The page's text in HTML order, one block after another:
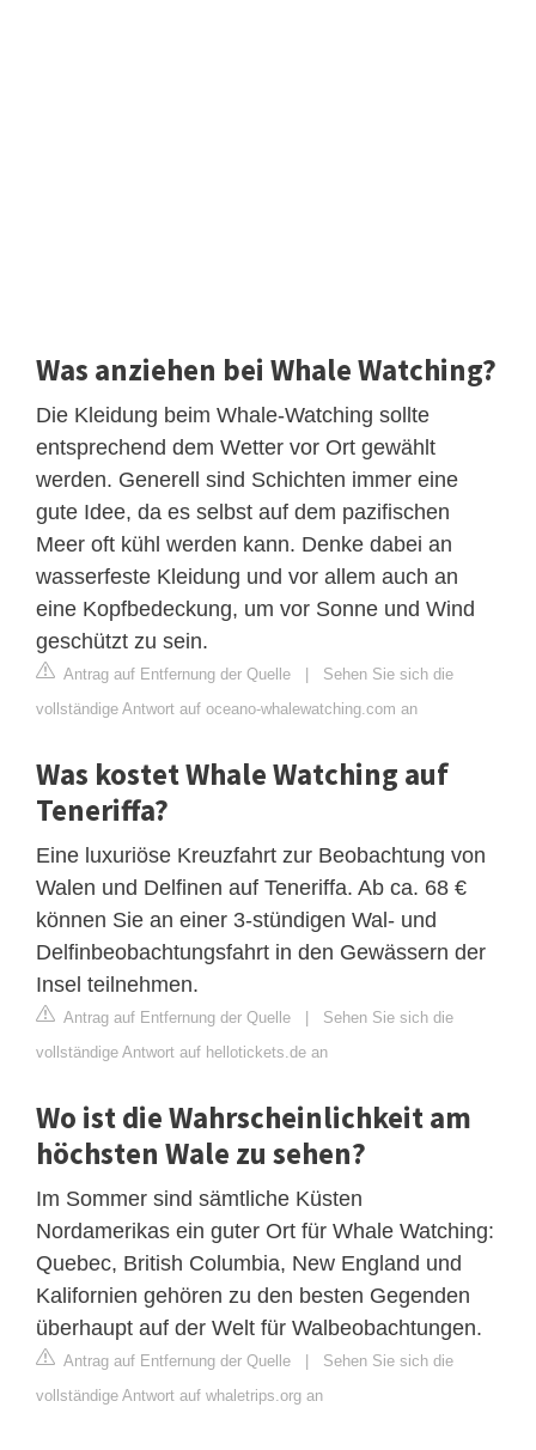
Was anziehen bei Whale Watching?
Die Kleidung beim Whale-Watching sollte
entsprechend dem Wetter vor Ort gewählt
werden. Generell sind Schichten immer eine
gute Idee, da es selbst auf dem pazifischen
Meer oft kühl werden kann. Denke dabei an
wasserfeste Kleidung und vor allem auch an
eine Kopfbedeckung, um vor Sonne und Wind
geschützt zu sein.
Antrag auf Entfernung der Quelle | Sehen Sie sich die
vollständige Antwort auf oceano-whalewatching.com an
Was kostet Whale Watching auf
Teneriffa?
Eine luxuriöse Kreuzfahrt zur Beobachtung von
Walen und Delfinen auf Teneriffa. Ab ca. 68 €
können Sie an einer 3-stündigen Wal- und
Delfinbeobachtungsfahrt in den Gewässern der
Insel teilnehmen.
Antrag auf Entfernung der Quelle | Sehen Sie sich die
vollständige Antwort auf hellotickets.de an
Wo ist die Wahrscheinlichkeit am
höchsten Wale zu sehen?
Im Sommer sind sämtliche Küsten
Nordamerikas ein guter Ort für Whale Watching:
Quebec, British Columbia, New England und
Kalifornien gehören zu den besten Gegenden
überhaupt auf der Welt für Walbeobachtungen.
Antrag auf Entfernung der Quelle | Sehen Sie sich die
vollständige Antwort auf whaletrips.org an